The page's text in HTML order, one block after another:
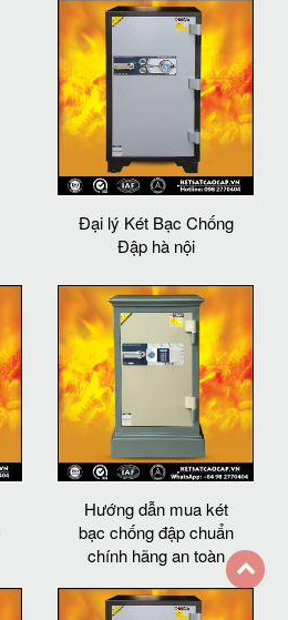
Đại lý Két Bạc Chống
Đập hà nội
Hướng dẫn mua két
bạc chống đập chuẩn
chính hãng an toàn